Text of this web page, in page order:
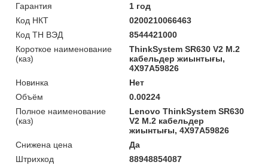
Гарантия
1 год
Код НКТ
0200210066463
Код ТН ВЭД
8544421000
Короткое наименование
(каз)
ThinkSystem SR630 V2 M.2
кабельдер жиынтығы,
4X97A59826
Новинка
Нет
Объём
0.00224
Полное наименование
(каз)
Lenovo ThinkSystem SR630
V2 M.2 кабельдер
жиынтығы, 4X97A59826
Снижена цена
Да
Штрихкод
88948854087